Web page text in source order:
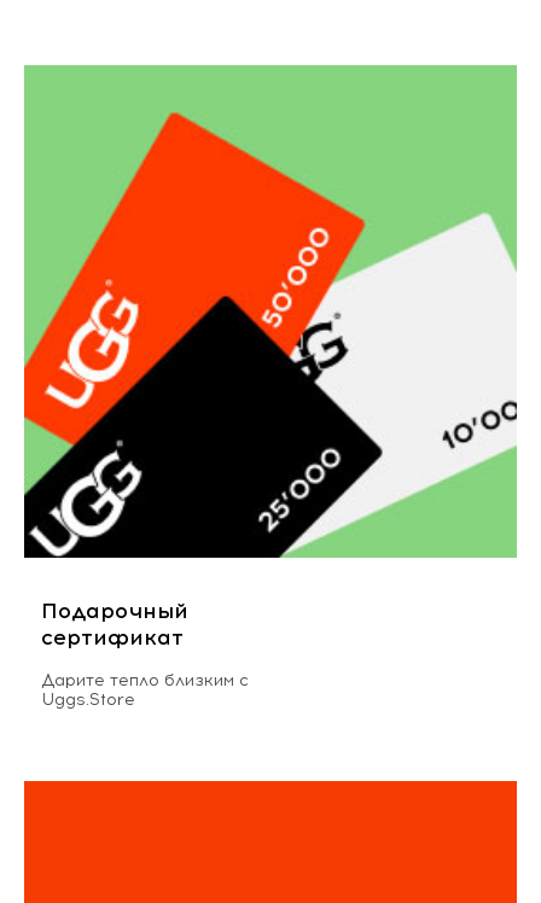
Подарочный
сертификат
Дарите тепло близким с
Uggs.Store